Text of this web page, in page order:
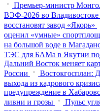
Премьер-министр
ВЭФ‑2026 во Владивостоке
восстановят завод «Якорь»
оценил «умные»
на большой воде в
ТЭС для БАМа в Якутии
Дальний Восток меняет
России
Востокгосплан:
выхода из кадрового
предупреждение в
ливни и грозы
Пульс